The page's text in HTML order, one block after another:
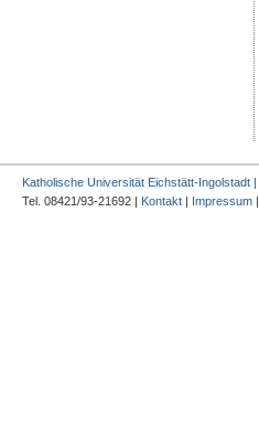
Katholische Universität Eichstätt-Ingolstadt
Tel. 08421/93-21692 | Kontakt | Impressum |